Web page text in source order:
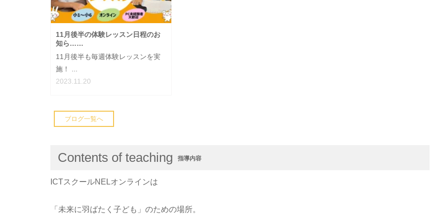
11月後半の体験レッスン日程のお
知ら……
11月後半も毎週体験レッスンを実
施！ ...
2023.11.20
ブログ一覧へ
Contents of teaching 指導内容
ICTスクールNELオンラインは
「未来に羽ばたく子ども」のための場所。